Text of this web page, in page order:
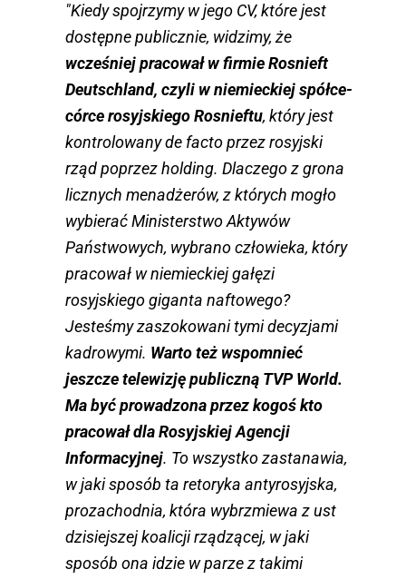
"Kiedy spojrzymy w jego CV, które jest
dostępne publicznie, widzimy, że
wcześniej pracował w firmie Rosnieft
Deutschland, czyli w niemieckiej spółce-
córce rosyjskiego Rosnieftu, który jest
kontrolowany de facto przez rosyjski
rząd poprzez holding. Dlaczego z grona
licznych menadżerów, z których mogło
wybierać Ministerstwo Aktywów
Państwowych, wybrano człowieka, który
pracował w niemieckiej gałęzi
rosyjskiego giganta naftowego?
Jesteśmy zaszokowani tymi decyzjami
kadrowymi. Warto też wspomnieć
jeszcze telewizję publiczną TVP World.
Ma być prowadzona przez kogoś kto
pracował dla Rosyjskiej Agencji
Informacyjnej. To wszystko zastanawia,
w jaki sposób ta retoryka antyrosyjska,
prozachodnia, która wybrzmiewa z ust
dzisiejszej koalicji rządzącej, w jaki
sposób ona idzie w parze z takimi